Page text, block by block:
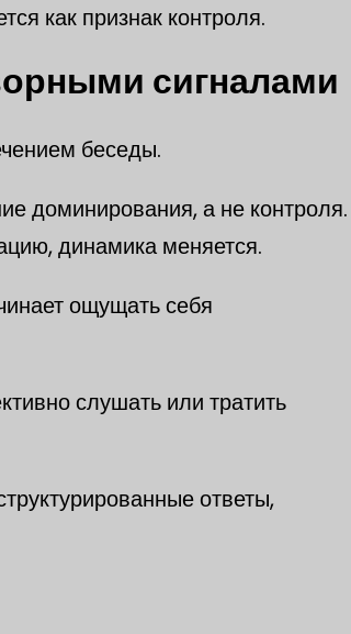
как признак контроля.
сигналами
беседы.
доминирования, а не контроля.
динамика меняется.
ощущать себя
слушать или тратить
ответы,